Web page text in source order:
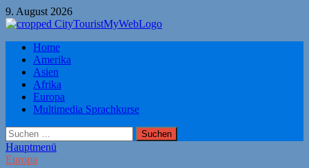
Zum
Inhalt
9. August 2026
Citytourist Reise Tipps
Urlaub, Ferien, Flüge, Freizeit, Reise
Home
Amerika
Asien
Afrika
Europa
Multimedia Sprachkurse
Suchen
nach:
Hauptmenü
Europa